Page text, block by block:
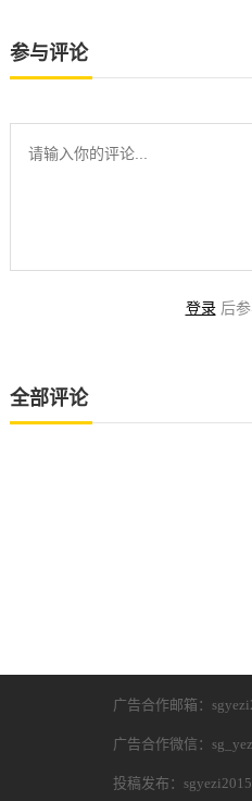
参与评论
登录 后
全部评论
广告合作邮箱：
广告合作微信：
投稿发布：